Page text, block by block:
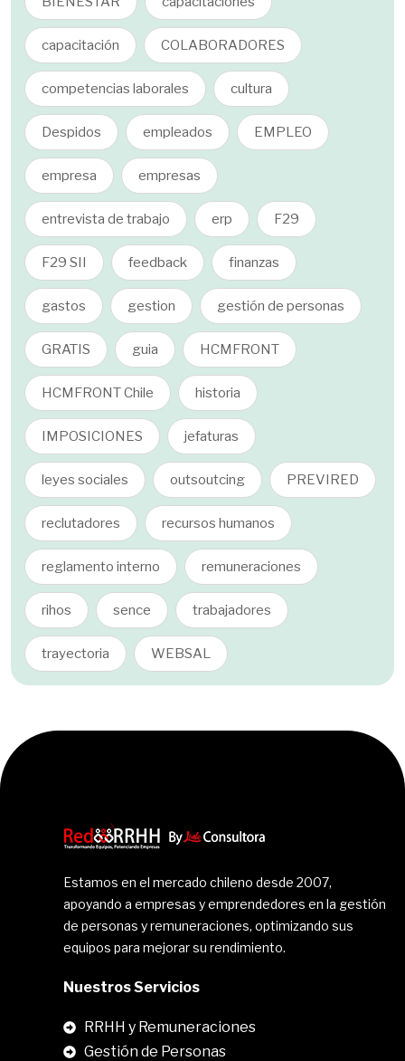
capacitación COLABORADORES
competencias laborales cultura
Despidos empleados EMPLEO
empresa empresas
entrevista de trabajo erp F29
F29 SII feedback finanzas
gastos gestion gestión de personas
GRATIS guia HCMFRONT
HCMFRONT Chile historia
IMPOSICIONES jefaturas
leyes sociales outsoutcing PREVIRED
reclutadores recursos humanos
reglamento interno remuneraciones
rihos sence trabajadores
trayectoria WEBSAL
Estamos en el mercado chileno desde 2007,
apoyando a empresas y emprendedores en la gestión
de personas y remuneraciones, optimizando sus
equipos para mejorar su rendimiento.
Nuestros Servicios
RRHH y Remuneraciones
Gestión de Personas